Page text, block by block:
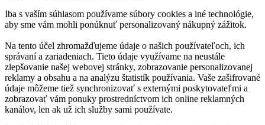
Iba s vaším súhlasom používame súbory cookies a iné technológie,
aby sme vám mohli ponúknuť personalizovaný nákupný zážitok.
Na tento účel zhromažďujeme údaje o našich používateľoch, ich
správaní a zariadeniach. Tieto údaje využívame na neustále
zlepšovanie našej webovej stránky, zobrazovanie personalizovanej
reklamy a obsahu a na analýzu štatistík používania. Vaše zašifrované
údaje môžeme tiež synchronizovať s externými poskytovateľmi a
zobrazovať vám ponuky prostredníctvom ich online reklamných
kanálov, len ak už ich služby sami používate.